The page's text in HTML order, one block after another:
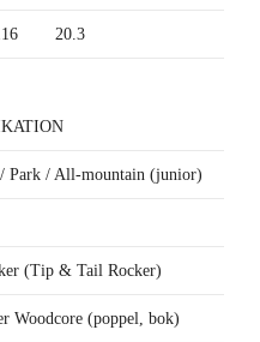
20.3
Park / All-mountain (junior)
(Tip & Tail Rocker)
Woodcore (poppel, bok)